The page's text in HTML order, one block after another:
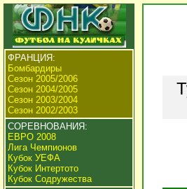
ФРАНЦИЯ:
Бомбардиры
Сезон 2005/2006
Сезон 2004/2005
Сезон 2003/2004
Сезон 2002/2003
СОРЕВНОВАНИЯ:
ЕВРО 2008
Лига Чемпионов
Кубок УЕФА
Кубок Интертото
Кубок Содружества